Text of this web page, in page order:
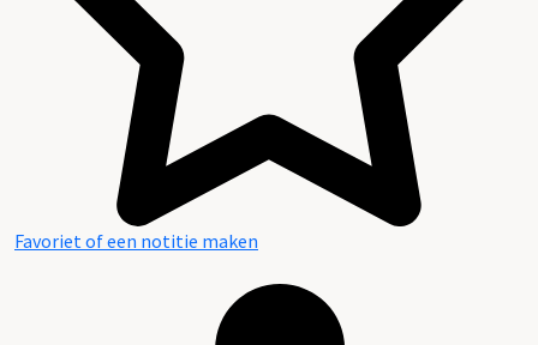
Favoriet of een notitie maken